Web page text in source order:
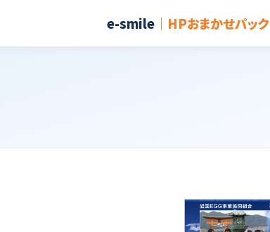
e-smile ｜HPおまかせパック